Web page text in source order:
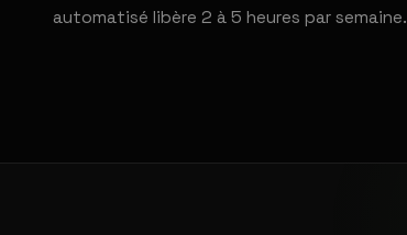
automatisé libère 2 à 5 heures par semaine.